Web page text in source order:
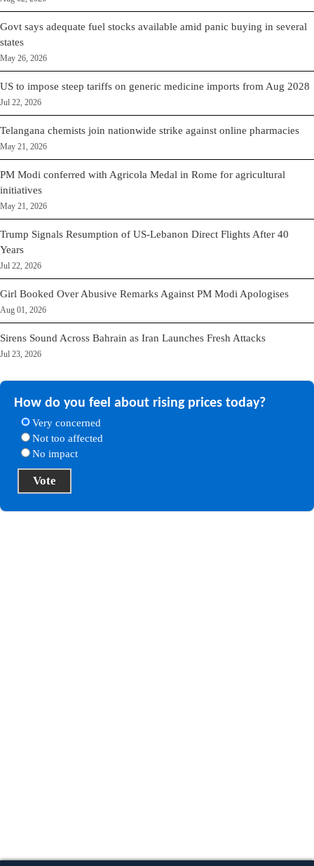
Govt says adequate fuel stocks available amid panic buying in several
states
May 26, 2026
US to impose steep tariffs on generic medicine imports from Aug 2028
Jul 22, 2026
Telangana chemists join nationwide strike against online pharmacies
May 21, 2026
PM Modi conferred with Agricola Medal in Rome for agricultural
initiatives
May 21, 2026
Trump Signals Resumption of US-Lebanon Direct Flights After 40
Years
Jul 22, 2026
Girl Booked Over Abusive Remarks Against PM Modi Apologises
Aug 01, 2026
Sirens Sound Across Bahrain as Iran Launches Fresh Attacks
Jul 23, 2026
How do you feel about rising prices today?
Very concerned
Not too affected
No impact